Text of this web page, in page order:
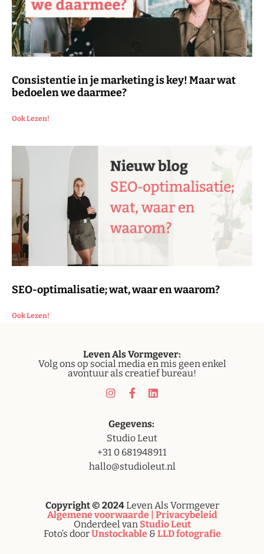
Consistentie in je marketing is key! Maar wat
bedoelen we daarmee?
Ook Lezen!
SEO-optimalisatie; wat, waar en waarom?
Ook Lezen!
LevenAls Vormgever:
Volg ons op social media en mis geen enkel
avontuur als creatief bureau!
Gegevens:
Studio Leut
+31 0 681948911
hallo@studioleut.nl
Copyright © 2024Leven Als Vormgever
Algemene voorwaarde | Privacybeleid
Onderdeel van Studio Leut
Foto’s doorUnstockable&LLD fotografie